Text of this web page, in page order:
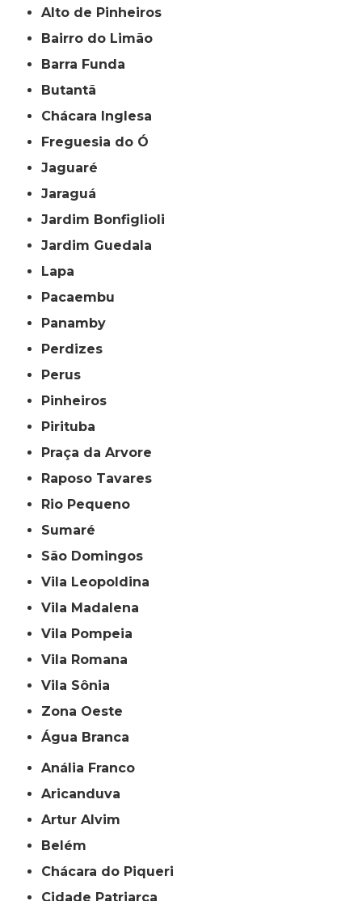
Alto de Pinheiros
Bairro do Limão
Barra Funda
Butantã
Chácara Inglesa
Freguesia do Ó
Jaguaré
Jaraguá
Jardim Bonfiglioli
Jardim Guedala
Lapa
Pacaembu
Panamby
Perdizes
Perus
Pinheiros
Pirituba
Praça da Arvore
Raposo Tavares
Rio Pequeno
Sumaré
São Domingos
Vila Leopoldina
Vila Madalena
Vila Pompeia
Vila Romana
Vila Sônia
Zona Oeste
Água Branca
Anália Franco
Aricanduva
Artur Alvim
Belém
Chácara do Piqueri
Cidade Patriarca